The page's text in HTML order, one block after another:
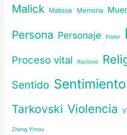
Malick Matisse Memoria
Persona Personaje Poder
Proceso vital Racismo
Sentido
Tarkovski Violencia
Zhang Yimou